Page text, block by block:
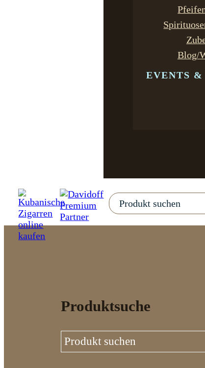
Blog/
EVENTS
Produktsuche